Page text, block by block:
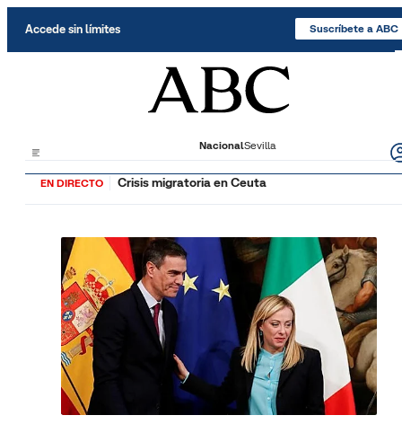
Accede sin límites Suscríbete a ABC
NacionalSevilla
EN DIRECTO Crisis migratoria en Ceuta